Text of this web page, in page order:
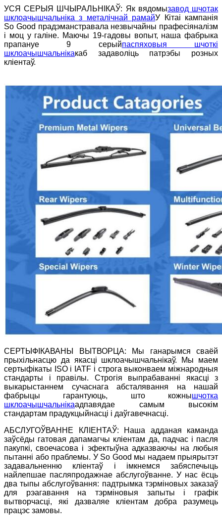
УСЯ СЕРЫЯ ШЧЫРАЛЬНІКАЎ: Як вядомызавод шчотак
шклоачышчальніка з металічнай рамайУ Кітаі кампанія
So Good прадэманстравала незвычайны прафесіяналізм
і моц у галіне. Маючы 19-гадовы вопыт, наша фабрыка
прапануе 9 серыйпаспяховыя шчоткі
шклоачышчальнікакаб задаволіць патрэбы розных
кліентаў.
СЕРТЫФІКАВАНЫ ВЫТВОРЦА: Мы ганарымся сваёй
прыхільнасцю да якасці шклоачышчальнікаў. Мы маем
сертыфікаты ISO і IATF і строга выконваем міжнародныя
стандарты і правілы. Строгія выпрабаванні якасці з
выкарыстаннем сучаснага абсталявання на нашай
фабрыцы гарантуюць, што кожнышчотка
шклоачышчальнікаадпавядае самым высокім
стандартам прадукцыйнасці і даўгавечнасці.
АБСЛУГОЎВАННЕ КЛІЕНТАЎ: Наша адданая каманда
заўсёды гатовая дапамагчы кліентам да, падчас і пасля
пакупкі, своечасова і эфектыўна адказваючы на ​​любыя
пытанні або праблемы. У So Good мы надаем прыярытэт
задавальненню кліентаў і імкнемся забяспечыць
найлепшае пасляпродажнае абслугоўванне. У нас ёсць
два тыпы абслугоўвання: падтрымка тэрміновых заказаў
для рэагавання на тэрміновыя запыты і графік
вытворчасці, які дазваляе кліентам добра разумець
працэс замовы.